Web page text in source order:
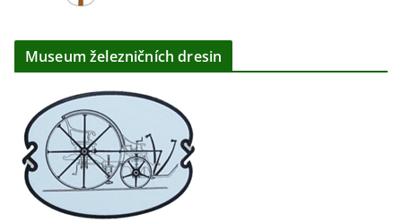
Museum železničních dresin